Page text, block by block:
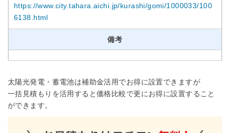
https://www.city.tahara.aichi.jp/kurashi/gomi/1000033/100
6138.html
備考
太陽光発電・蓄電池は補助金活用でお得に設置できますが
一括見積もりを活用すると価格比較で更にお得に設置すること
ができます。